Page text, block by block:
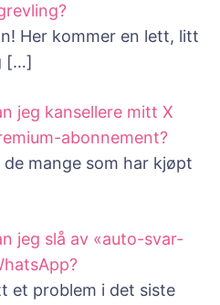
Her kommer en lett, litt
[…]
jeg kansellere mitt X
abonnement?
de mange som har kjøpt
jeg slå av «auto-svar-
et problem i det siste